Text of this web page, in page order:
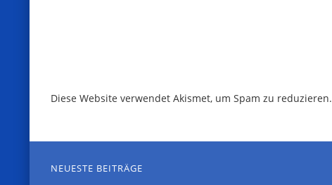
Diese Website verwendet Akismet, um Spam zu reduzieren.
NEUESTE BEITRÄGE